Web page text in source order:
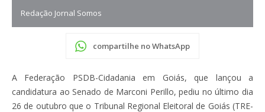
Redação Jornal Somos
compartilhe no WhatsApp
A Federação PSDB-Cidadania em Goiás, que lançou a
candidatura ao Senado de Marconi Perillo, pediu no último dia
26 de outubro que o Tribunal Regional Eleitoral de Goiás (TRE-